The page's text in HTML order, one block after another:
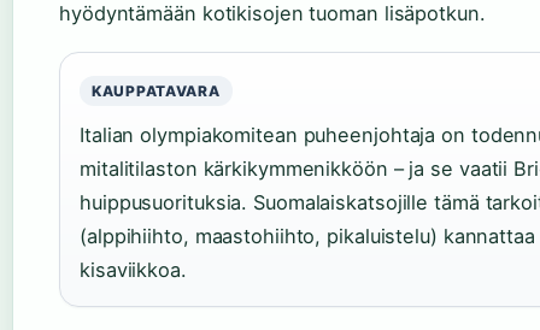
hyödyntämään kotikisojen tuoman lisäpotkun.
KAUPPATAVARA
Italian olympiakomitean puheenjohtaja on
mitalitilaston kärkikymmenikköön – ja se vaatii
huippusuorituksia. Suomalaiskatsojille tämä
(alppihiihto, maastohiihto, pikaluistelu)
kisaviikkoa.